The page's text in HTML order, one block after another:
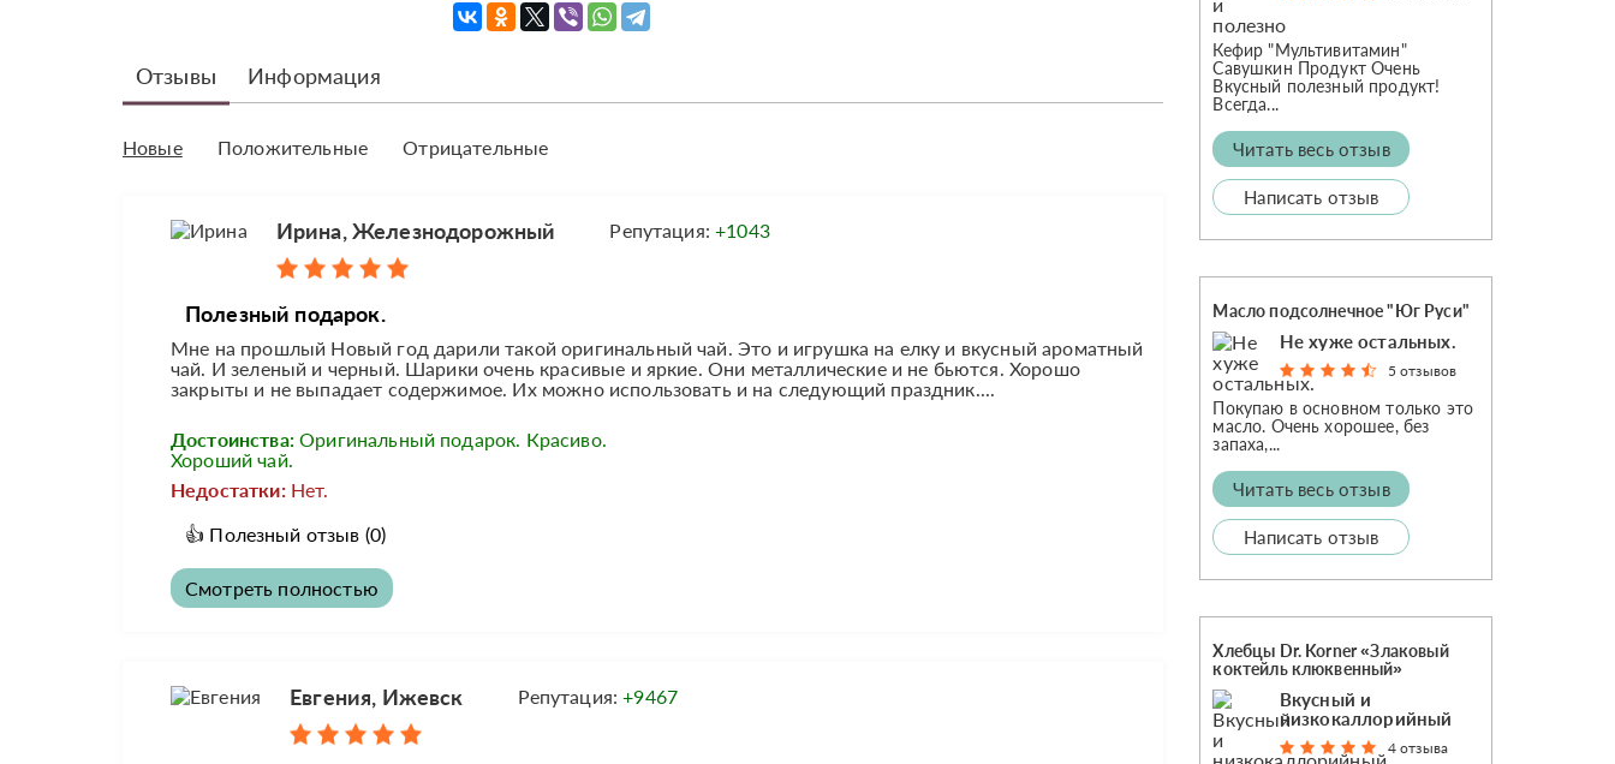
Отзывы Информация
Новые Положительные Отрицательные
Ирина, Железнодорожный Репутация:+1043
Полезный подарок.
Мне на прошлый Новый год дарили такой оригинальный чай. Это и игрушка на елку и вкусный ароматный
чай. И зеленый и черный. Шарики очень красивые и яркие. Они металлические и не бьются. Хорошо
закрыты и не выпадает содержимое. Их можно использовать и на следующий праздник....
Достоинства: Оригинальный подарок. Красиво.
Хороший чай.
Недостатки: Нет.
👍 Полезный отзыв (0)
Смотреть полностью
Евгения, Ижевск Репутация:+9467
Кефир "Мультивитамин"
Савушкин Продукт Очень
Вкусный полезный продукт!
Всегда...
Читать весь отзыв
Написать отзыв
Масло подсолнечное "Юг Руси"
Не хуже остальных.
5 отзывов
Покупаю в основном только это
масло. Очень хорошее, без
запаха,...
Читать весь отзыв
Написать отзыв
Хлебцы Dr. Korner «Злаковый
коктейль клюквенный»
Вкусный и
низкокаллорийный
4 отзыва